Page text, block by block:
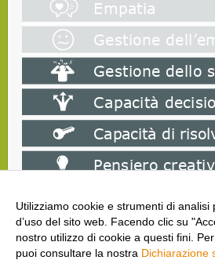
Utilizziamo cookie e strumenti di analisi
d’uso del sito web. Facendo clic su
nostro utilizzo di cookie a questi fini.
puoi consultare la nostra Dichiarazione